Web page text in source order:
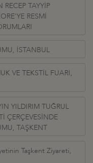
TAYYİP
RESMİ
İSTANBUL
VE TEKSTİL FUARI,
YILDIRIM TUĞRUL
ÇERÇEVESİNDE
TAŞKENT
Taşkent Ziyareti,